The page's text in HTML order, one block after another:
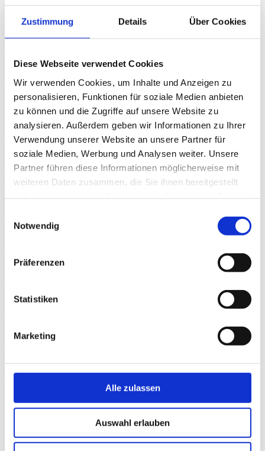
Zustimmung Details Über Cookies
Diese Webseite verwendet Cookies
Wir verwenden Cookies, um Inhalte und Anzeigen zu
personalisieren, Funktionen für soziale Medien anbieten
zu können und die Zugriffe auf unsere Website zu
analysieren. Außerdem geben wir Informationen zu Ihrer
Verwendung unserer Website an unsere Partner für
soziale Medien, Werbung und Analysen weiter. Unsere
Partner führen diese Informationen möglicherweise mit
weiteren Daten zusammen, die Sie ihnen bereitgestellt
Notwendig
Präferenzen
Statistiken
Marketing
Alle zulassen
Auswahl erlauben
.mp4 142.54 MB
MGU_Pressefoto_07
.jpg 1.51 MB
MGU_Pressefoto_08
.jpg 1.88 MB
MGU_Bildunterschriften
.pdf 52.09 kB
MGU_Pressefoto_09
.jpg 1.23 MB
MGU_Presseheft_A5_Vorschau
.jpg 6.34 MB
.jpg 1.46 MB
MGU_Pressefoto_04
MGU_Pressefoto_05
Trailer